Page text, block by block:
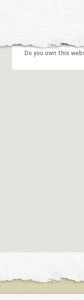
Do you own this